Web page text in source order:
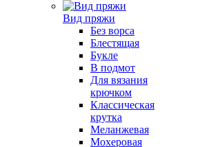
Вид пряжи
Без ворса
Блестящая
Букле
В подмот
Для вязания
крючком
Классическая
крутка
Меланжевая
Мохеровая